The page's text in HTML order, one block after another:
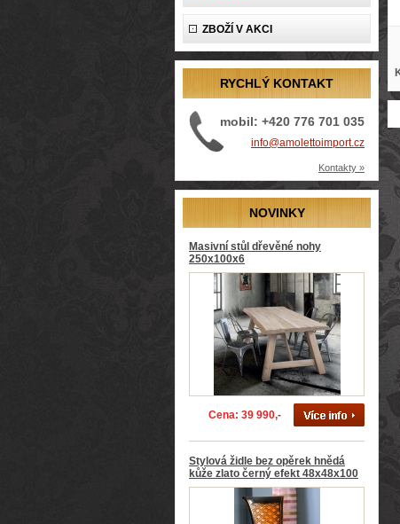
ZBOŽÍ V AKCI
RYCHLÝ KONTAKT
mobil: +420 776 701 035
info@amolettoimport.cz
Kontakty »
NOVINKY
Masivní stůl dřevěné nohy
250x100x6
Cena: 39 990,-
Stylová židle bez opěrek hnědá
kůže zlato černý efekt 48x48x100